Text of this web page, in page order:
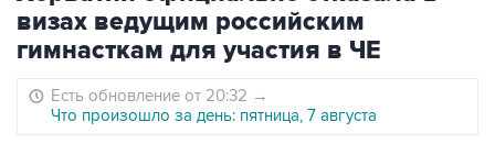
визах ведущим российским
гимнасткам для участия в ЧЕ
Есть обновление от 20:32 →
Что произошло за день: пятница, 7 августа